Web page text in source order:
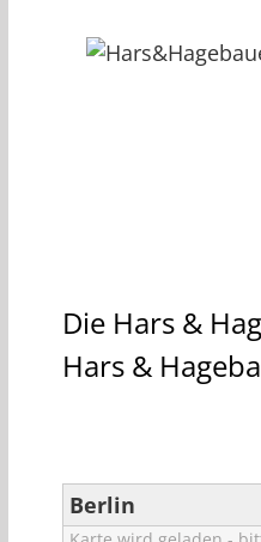
Die Hars &
Hars &
Berlin